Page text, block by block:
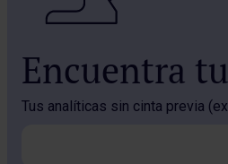
Encuentra
Tus analíticas sin cinta previa